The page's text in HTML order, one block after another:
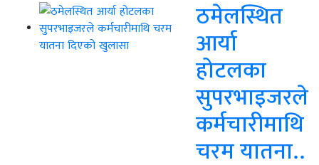
ठमेलस्थित
आर्या
होटलका
सुपरभाइजरले
कर्मचारीमाथि
चरम यातना..